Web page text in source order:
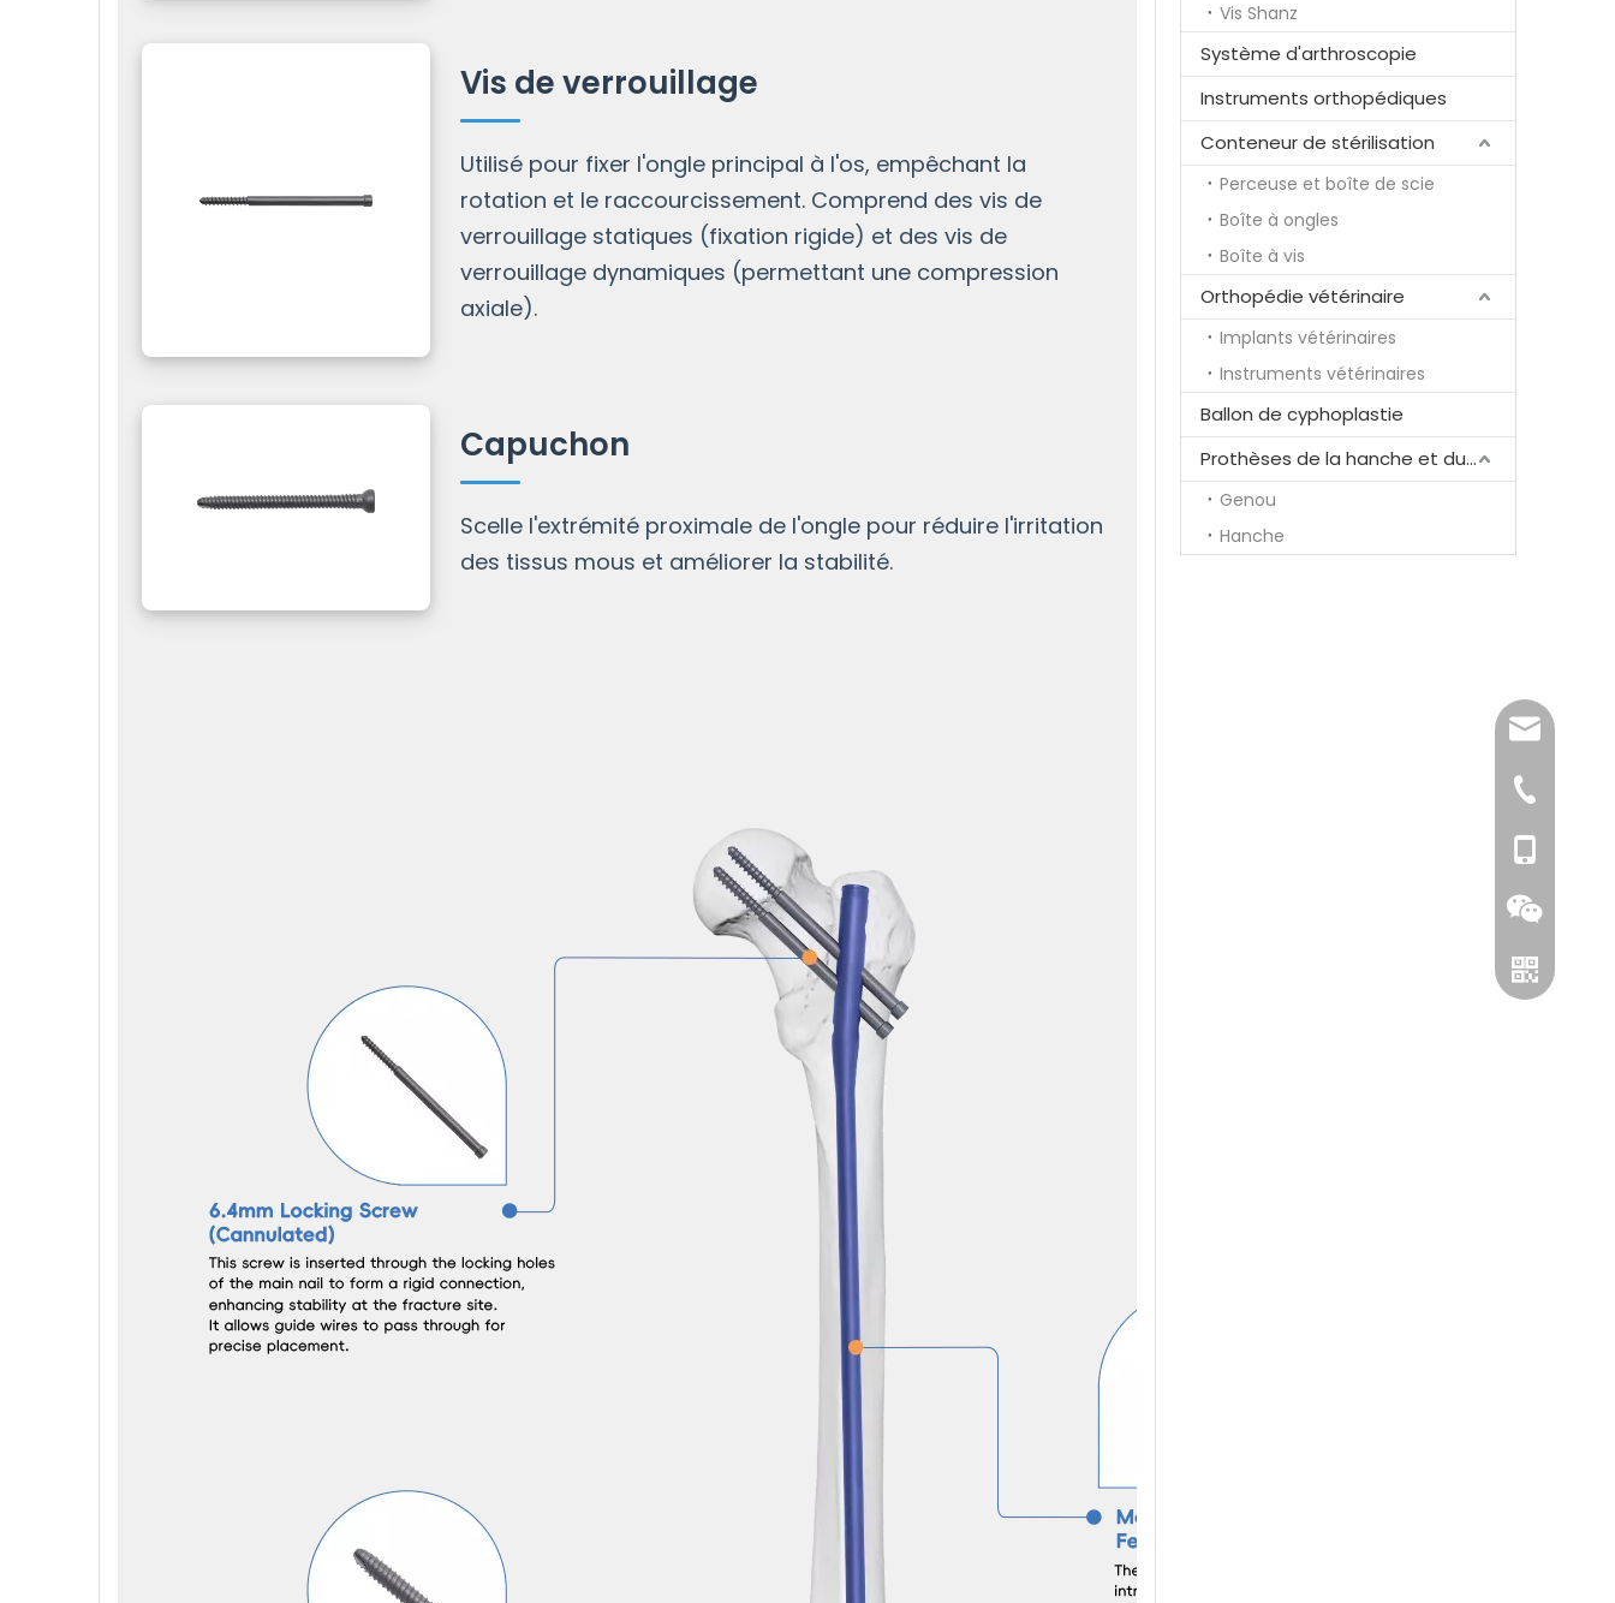
Vis de verrouillage
Utilisé pour fixer l'ongle principal à l'os, empêchant la
rotation et le raccourcissement. Comprend des vis de
verrouillage statiques (fixation rigide) et des vis de
verrouillage dynamiques (permettant une compression
axiale).
Capuchon
Scelle l'extrémité proximale de l'ongle pour réduire l'irritation
des tissus mous et améliorer la stabilité.
Vis Shanz
Système d'arthroscopie
Instruments orthopédiques
Conteneur de stérilisation
Perceuse et boîte de scie
Boîte à ongles
Boîte à vis
Orthopédie vétérinaire
Implants vétérinaires
Instruments vétérinaires
Ballon de cyphoplastie
Prothèses de la hanche et du genou
Genou
Hanche
+86-519-